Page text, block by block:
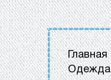
Главная
Одежда